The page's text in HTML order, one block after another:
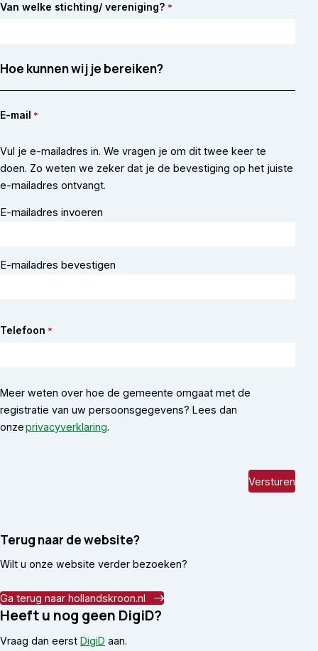
Van welke stichting/ vereniging? *
Hoe kunnen wij je bereiken?
E-mail *
Vul je e-mailadres in. We vragen je om dit twee keer te
doen. Zo weten we zeker dat je de bevestiging op het juiste
e-mailadres ontvangt.
E-mailadres invoeren
E-mailadres bevestigen
Telefoon *
Meer weten over hoe de gemeente omgaat met de
registratie van uw persoonsgegevens? Lees dan
onzeprivacyverklaring.
Terug naar de website?
Wilt u onze website verder bezoeken?
Ga terug naar hollandskroon.nl
Heeft u nog geen DigiD?
Vraag dan eerst DigiD aan.